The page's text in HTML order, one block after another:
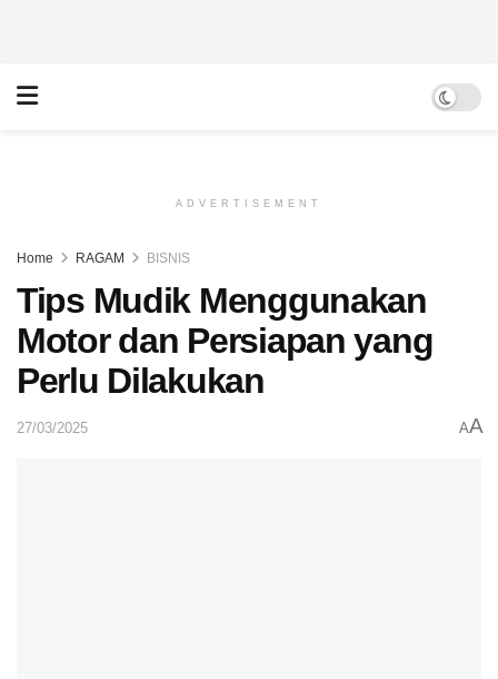
ADVERTISEMENT
Home RAGAM BISNIS
Tips Mudik Menggunakan
Motor dan Persiapan yang
Perlu Dilakukan
27/03/2025 AA